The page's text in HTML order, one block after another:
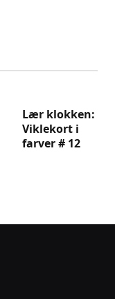
Lær klokken:
Viklekort i
farver # 12